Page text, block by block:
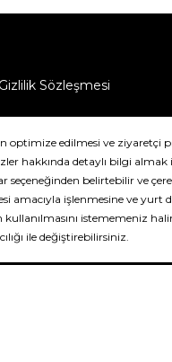
Gizlilik Sözleşmesi